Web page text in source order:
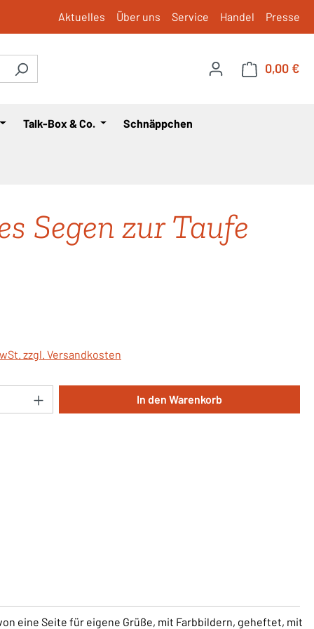
Aktuelles Über uns Service Handel Presse
0,00 €
Talk-Box & Co. Schnäppchen
Segen zur Taufe
zzgl. Versandkosten
Gib den gewünschten Wert ein
In den Warenkorb
eine Seite für eigene Grüße, mit Farbbildern, geheftet, mit